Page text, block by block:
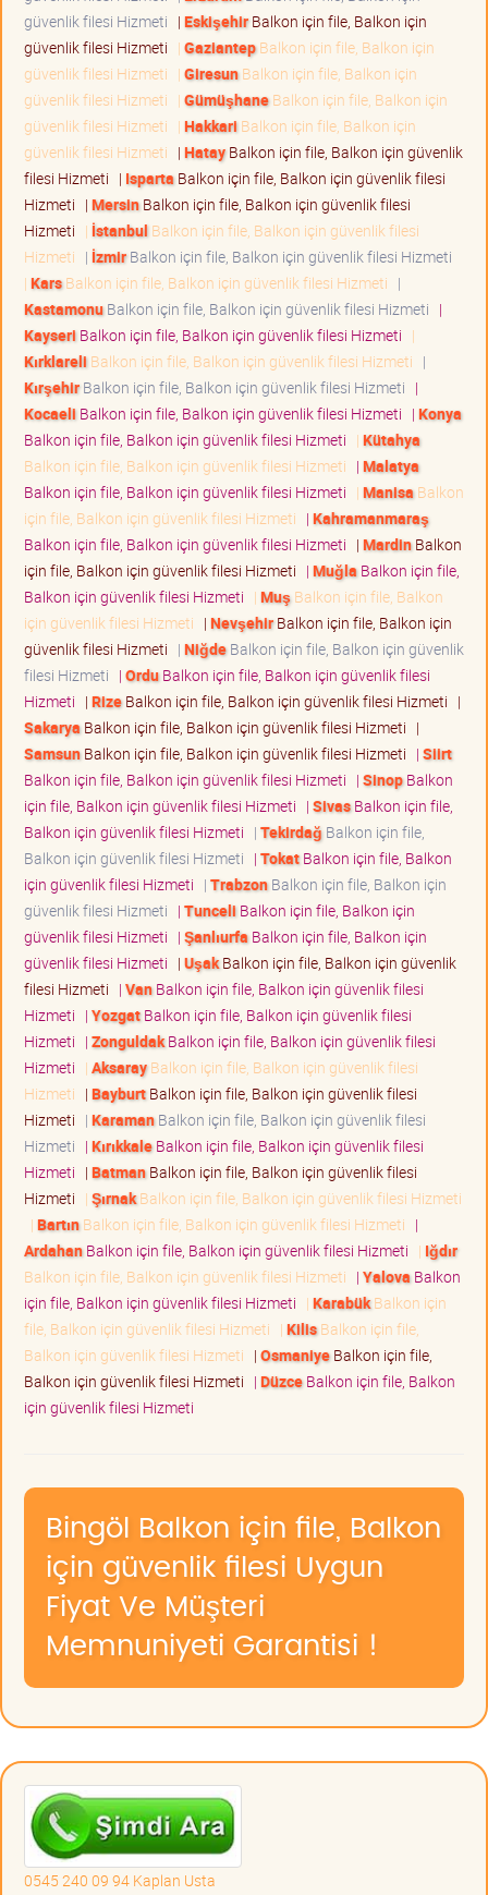
güvenlik filesi Hizmeti | EskişehirBalkon için file, Balkon için
güvenlik filesi Hizmeti | GaziantepBalkon için file, Balkon için
güvenlik filesi Hizmeti | GiresunBalkon için file, Balkon için
güvenlik filesi Hizmeti | GümüşhaneBalkon için file, Balkon için
güvenlik filesi Hizmeti | Hakkari Balkon için file, Balkon için
güvenlik filesi Hizmeti | HatayBalkon için file, Balkon için güvenlik
filesi Hizmeti | Isparta Balkon için file, Balkon için güvenlik filesi
Hizmeti | MersinBalkon için file, Balkon için güvenlik filesi
Hizmeti | İstanbul Balkon için file, Balkon için güvenlik filesi
Hizmeti | İzmirBalkon için file, Balkon için güvenlik filesi Hizmeti
| KarsBalkon için file, Balkon için güvenlik filesi Hizmeti |
KastamonuBalkon için file, Balkon için güvenlik filesi Hizmeti |
Kayseri Balkon için file, Balkon için güvenlik filesi Hizmeti |
Kırklareli Balkon için file, Balkon için güvenlik filesi Hizmeti |
KırşehirBalkon için file, Balkon için güvenlik filesi Hizmeti |
Kocaeli Balkon için file, Balkon için güvenlik filesi Hizmeti | Konya
Balkon için file, Balkon için güvenlik filesi Hizmeti | Kütahya
Balkon için file, Balkon için güvenlik filesi Hizmeti | Malatya
Balkon için file, Balkon için güvenlik filesi Hizmeti | Manisa Balkon
için file, Balkon için güvenlik filesi Hizmeti | Kahramanmaraş
Balkon için file, Balkon için güvenlik filesi Hizmeti | MardinBalkon
için file, Balkon için güvenlik filesi Hizmeti | Muğla Balkon için file,
Balkon için güvenlik filesi Hizmeti | Muş Balkon için file, Balkon
için güvenlik filesi Hizmeti | NevşehirBalkon için file, Balkon için
güvenlik filesi Hizmeti | NiğdeBalkon için file, Balkon için güvenlik
filesi Hizmeti | OrduBalkon için file, Balkon için güvenlik filesi
Hizmeti | RizeBalkon için file, Balkon için güvenlik filesi Hizmeti |
Sakarya Balkon için file, Balkon için güvenlik filesi Hizmeti |
SamsunBalkon için file, Balkon için güvenlik filesi Hizmeti | Siirt
Balkon için file, Balkon için güvenlik filesi Hizmeti | SinopBalkon
için file, Balkon için güvenlik filesi Hizmeti | SivasBalkon için file,
Balkon için güvenlik filesi Hizmeti | Tekirdağ Balkon için file,
Balkon için güvenlik filesi Hizmeti | TokatBalkon için file, Balkon
için güvenlik filesi Hizmeti | TrabzonBalkon için file, Balkon için
güvenlik filesi Hizmeti | Tunceli Balkon için file, Balkon için
güvenlik filesi Hizmeti | Şanlıurfa Balkon için file, Balkon için
güvenlik filesi Hizmeti | UşakBalkon için file, Balkon için güvenlik
filesi Hizmeti | VanBalkon için file, Balkon için güvenlik filesi
Hizmeti | YozgatBalkon için file, Balkon için güvenlik filesi
Hizmeti | ZonguldakBalkon için file, Balkon için güvenlik filesi
Hizmeti | AksarayBalkon için file, Balkon için güvenlik filesi
Hizmeti | BayburtBalkon için file, Balkon için güvenlik filesi
Hizmeti | KaramanBalkon için file, Balkon için güvenlik filesi
Hizmeti | KırıkkaleBalkon için file, Balkon için güvenlik filesi
Hizmeti | BatmanBalkon için file, Balkon için güvenlik filesi
Hizmeti | ŞırnakBalkon için file, Balkon için güvenlik filesi Hizmeti
| BartınBalkon için file, Balkon için güvenlik filesi Hizmeti |
ArdahanBalkon için file, Balkon için güvenlik filesi Hizmeti | Iğdır
Balkon için file, Balkon için güvenlik filesi Hizmeti | Yalova Balkon
için file, Balkon için güvenlik filesi Hizmeti | KarabükBalkon için
file, Balkon için güvenlik filesi Hizmeti | KilisBalkon için file,
Balkon için güvenlik filesi Hizmeti | OsmaniyeBalkon için file,
Balkon için güvenlik filesi Hizmeti | DüzceBalkon için file, Balkon
için güvenlik filesi Hizmeti
Bingöl Balkon için file, Balkon
için güvenlik filesi Uygun
Fiyat Ve Müşteri
Memnuniyeti Garantisi !
0545 240 09 94 Kaplan Usta